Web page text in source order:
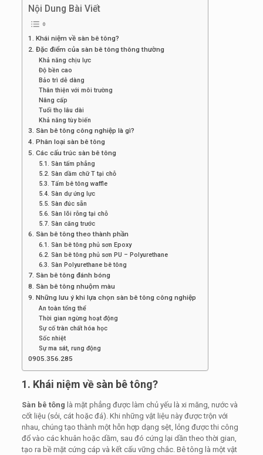
Nội Dung Bài Viết
1. Khái niệm về sàn bê tông?
2. Đặc điểm của sàn bê tông thông thường
Khả năng chịu lực
Độ bền cao
Bảo trì dễ dàng
Thân thiện với môi trường
Nâng cấp
Tuổi thọ lâu dài
Khả năng tùy biến
3. Sàn bê tông công nghiệp là gì?
4. Phân loại sàn bê tông
5. Các cấu trúc sàn bê tông
5.1. Sàn tấm phẳng
5.2. Sàn dầm chữ T tại chỗ
5.3. Tấm bê tông waffle
5.4. Sàn dự ứng lực
5.5. Sàn đúc sẵn
5.6. Sàn lõi rỗng tại chỗ
5.7. Sàn căng trước
6. Sàn bê tông theo thành phần
6.1. Sàn bê tông phủ sơn Epoxy
6.2. Sàn bê tông phủ sơn PU – Polyurethane
6.3. Sàn Polyurethane bê tông
7. Sàn bê tông đánh bóng
8. Sàn bê tông nhuộm màu
9. Những lưu ý khi lựa chọn sàn bê tông công nghiệp
An toàn tổng thể
Thời gian ngừng hoạt động
Sự cố tràn chất hóa học
Sốc nhiệt
Sự ma sát, rung động
0905.356.285
1. Khái niệm về sàn bê tông?
Sàn bê tông là mặt phẳng được làm chủ yếu là xi măng, nước và
cốt liệu (sỏi, cát hoặc đá). Khi những vật liệu này được trộn với
nhau, chúng tạo thành một hỗn hợp dạng sệt, lỏng được thi công
đổ vào các khuân hoặc dầm, sau đó cứng lại dần theo thời gian,
tạo ra bề mặt cứng cáp và kết cấu vững chắc. Bê tông là một vật